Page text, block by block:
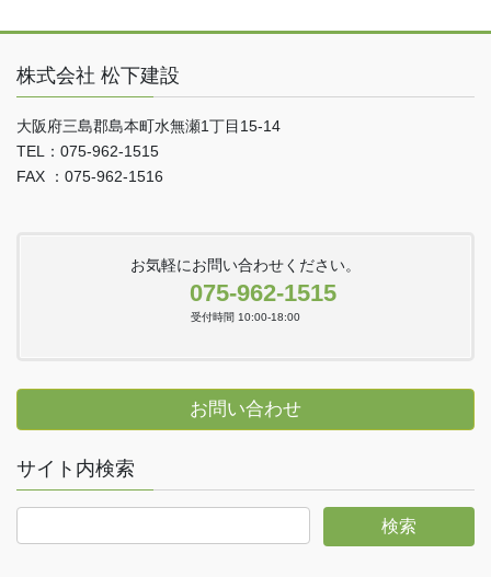
株式会社 松下建設
大阪府三島郡島本町水無瀬1丁目15-14
TEL：075-962-1515
FAX ：075-962-1516
お気軽にお問い合わせください。
075-962-1515
受付時間 10:00-18:00
お問い合わせ
サイト内検索